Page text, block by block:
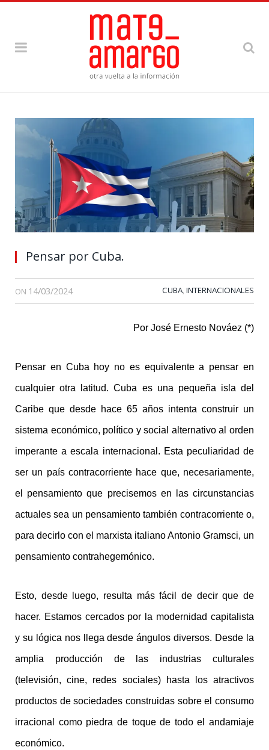
Pensar por Cuba.
ON 14/03/2024 CUBA, INTERNACIONALES
Por José Ernesto Nováez (*)
Pensar en Cuba hoy no es equivalente a pensar en
cualquier otra latitud. Cuba es una pequeña isla del
Caribe que desde hace 65 años intenta construir un
sistema económico, político y social alternativo al orden
imperante a escala internacional. Esta peculiaridad de
ser un país contracorriente hace que, necesariamente,
el pensamiento que precisemos en las circunstancias
actuales sea un pensamiento también contracorriente o,
para decirlo con el marxista italiano Antonio Gramsci, un
pensamiento contrahegemónico.
Esto, desde luego, resulta más fácil de decir que de
hacer. Estamos cercados por la modernidad capitalista
y su lógica nos llega desde ángulos diversos. Desde la
amplia producción de las industrias culturales
(televisión, cine, redes sociales) hasta los atractivos
productos de sociedades construidas sobre el consumo
irracional como piedra de toque de todo el andamiaje
económico.